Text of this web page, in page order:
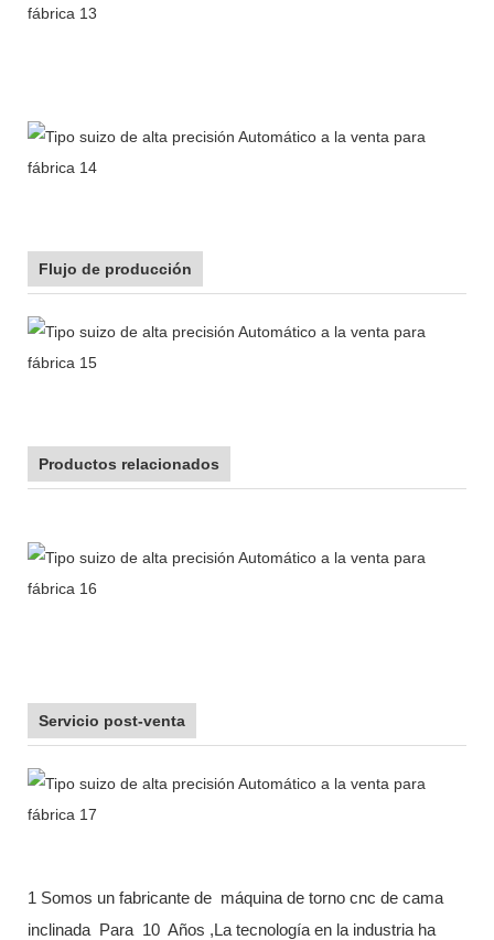
Flujo de producción
Productos relacionados
Servicio post-venta
1 Somos un fabricante de máquina de torno cnc de cama
inclinada
Para 10 Años ,La tecnología en la industria ha